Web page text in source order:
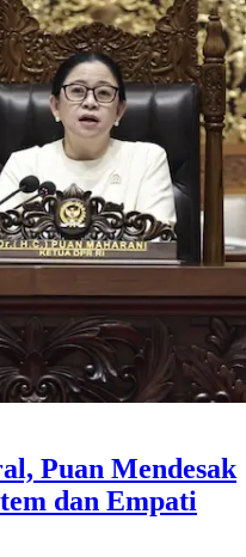
Puan Mendesak
dan Empati